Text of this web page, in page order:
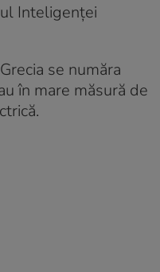
Inteligenței
se număra
în mare măsură de